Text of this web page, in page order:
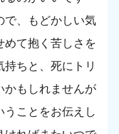
で、もどかしい気
て抱く苦しさを
ちと、死にトリ
かもしれませんが
うことをお伝えし